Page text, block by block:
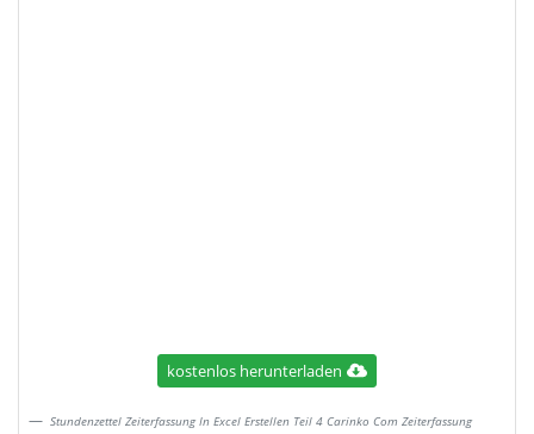
kostenlos herunterladen
Stundenzettel Zeiterfassung In Excel Erstellen Teil 4 Carinko Com Zeiterfassung